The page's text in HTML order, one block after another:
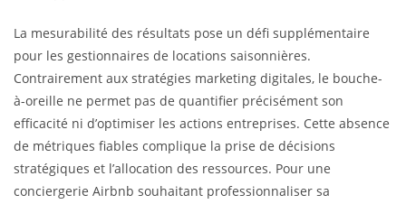
La mesurabilité des résultats pose un défi supplémentaire
pour les gestionnaires de locations saisonnières.
Contrairement aux stratégies marketing digitales, le bouche-
à-oreille ne permet pas de quantifier précisément son
efficacité ni d’optimiser les actions entreprises. Cette absence
de métriques fiables complique la prise de décisions
stratégiques et l’allocation des ressources. Pour une
conciergerie Airbnb souhaitant professionnaliser sa